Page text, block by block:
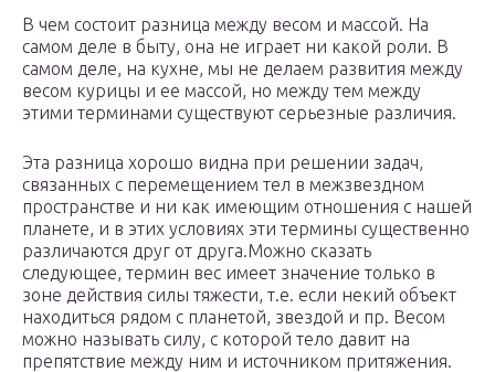
В чем состоит разница между весом и массой. На
самом деле в быту, она не играет ни какой роли. В
самом деле, на кухне, мы не делаем развития между
весом курицы и ее массой, но между тем между
этими терминами существуют серьезные различия.
Эта разница хорошо видна при решении задач,
связанных с перемещением тел в межзвездном
пространстве и ни как имеющим отношения с нашей
планете, и в этих условиях эти термины существенно
различаются друг от друга.Можно сказать
следующее, термин вес имеет значение только в
зоне действия силы тяжести, т.е. если некий объект
находиться рядом с планетой, звездой и пр. Весом
можно называть силу, с которой тело давит на
препятствие между ним и источником притяжения.